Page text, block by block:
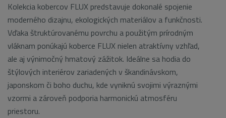
Kolekcia kobercov FLUX predstavuje dokonalé spojenie
moderného dizajnu, ekologických materiálov a funkčnosti.
Vďaka štruktúrovanému povrchu a použitým prírodným
vláknam ponúkajú koberce FLUX nielen atraktívny vzhľad,
ale aj výnimočný hmatový zážitok. Ideálne sa hodia do
štýlových interiérov zariadených v škandinávskom,
japonskom či boho duchu, kde vyniknú svojimi výraznými
vzormi a zároveň podporia harmonickú atmosféru
priestoru.